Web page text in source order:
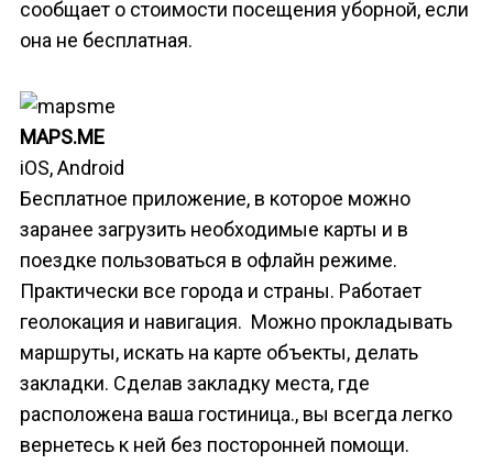
сообщает о стоимости посещения уборной, если
она не бесплатная.
MAPS.ME
iOS, Android
Бесплатное приложение, в которое можно
заранее загрузить необходимые карты и в
поездке пользоваться в офлайн режиме.
Практически все города и страны. Работает
геолокация и навигация. Можно прокладывать
маршруты, искать на карте объекты, делать
закладки. Сделав закладку места, где
расположена ваша гостиница., вы всегда легко
вернетесь к ней без посторонней помощи.